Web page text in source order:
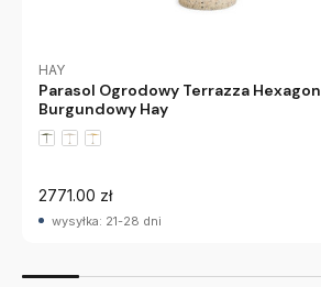
HAY
Parasol Ogrodowy Terrazza Hexagon
Burgundowy Hay
2771.00 zł
wysyłka: 21-28 dni